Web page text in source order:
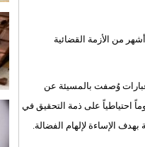
الفضالة أمس الثلاثاء، على حكم نهائي بالبراءة من محكمة الاستئناف جنايات مستأنف 9، بعد أشهر من الأزمة القضائية
تضمن عبارات وُصفت بالمسيئة عن
في الكويت مثل قولها: "ديرة ظلم" و"ديرة مو لأهلها". وعلى الأثر أمرت النيابة العامة الكويتية بحبسها 21 يوماً احتياطياً على ذمة التحقيق في